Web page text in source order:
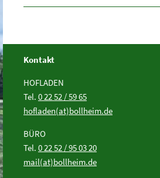
Kontakt
HOFLADEN
Tel. 0 22 52 / 59 65
hofladen(at)bollheim.de
BÜRO
Tel. 0 22 52 / 95 03 20
mail(at)bollheim.de